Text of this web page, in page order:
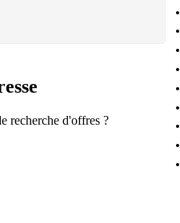
recherche d'offres ?